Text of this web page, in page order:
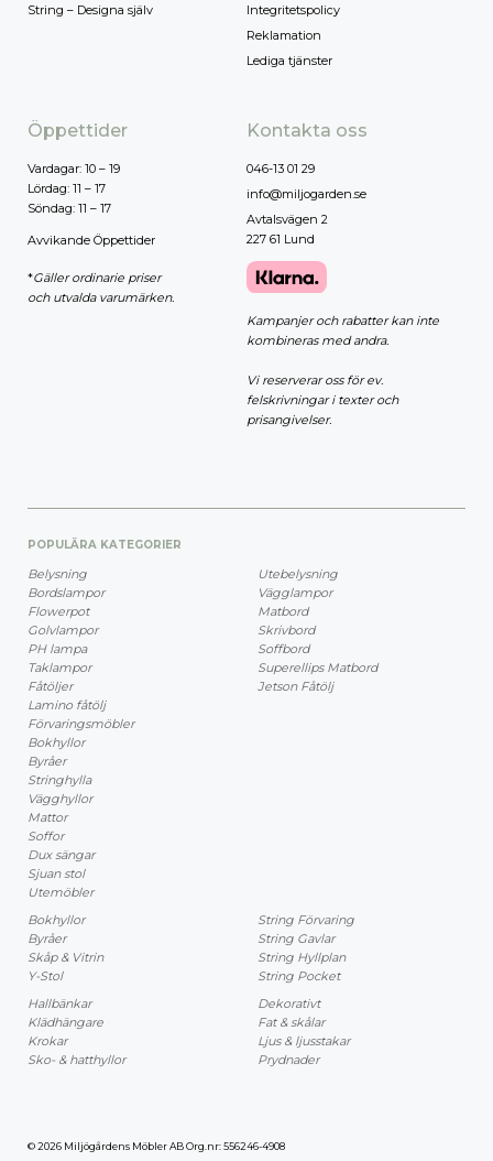
String – Designa själv
Integritetspolicy
Reklamation
Lediga tjänster
Öppettider
Vardagar: 10 – 19
Lördag: 11 – 17
Söndag: 11 – 17
Avvikande Öppettider
*Gäller ordinarie priser
och utvalda varumärken.
Kontakta oss
046-13 01 29
info@miljogarden.se
Avtalsvägen 2
227 61 Lund
Kampanjer och rabatter kan inte
kombineras med andra.
Vi reserverar oss för ev.
felskrivningar i texter och
prisangivelser.
POPULÄRA KATEGORIER
Belysning
Bordslampor
Flowerpot
Golvlampor
PH lampa
Taklampor
Fåtöljer
Lamino fåtölj
Förvaringsmöbler
Bokhyllor
Byråer
Stringhylla
Vägghyllor
Mattor
Soffor
Dux sängar
Sjuan stol
Utemöbler
Utebelysning
Vägglampor
Matbord
Skrivbord
Soffbord
Superellips Matbord
Jetson Fåtölj
Bokhyllor
Byråer
Skåp & Vitrin
Y-Stol
String Förvaring
String Gavlar
String Hyllplan
String Pocket
Hallbänkar
Klädhängare
Krokar
Sko- & hatthyllor
Dekorativt
Fat & skålar
Ljus & ljusstakar
Prydnader
© 2026 Miljögårdens Möbler AB Org.nr: 556246-4908